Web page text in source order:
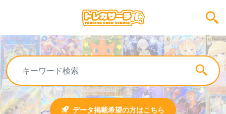
データ掲載希望の方はこちら